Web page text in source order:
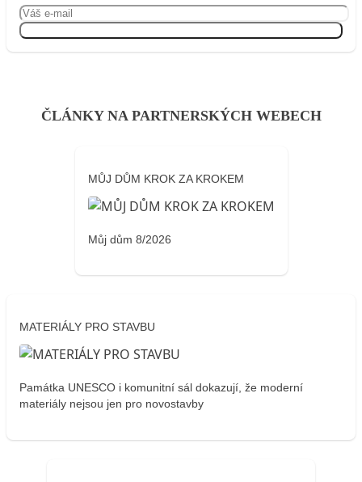
ČLÁNKY NA PARTNERSKÝCH WEBECH
MŮJ DŮM KROK ZA KROKEM
Můj dům 8/2026
MATERIÁLY PRO STAVBU
Památka UNESCO i komunitní sál dokazují, že moderní
materiály nejsou jen pro novostavby